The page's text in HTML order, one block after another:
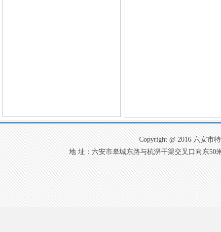
Copyright @ 2016 六安市
地 址：六安市皋城东路与杭淠干渠交叉口向东50